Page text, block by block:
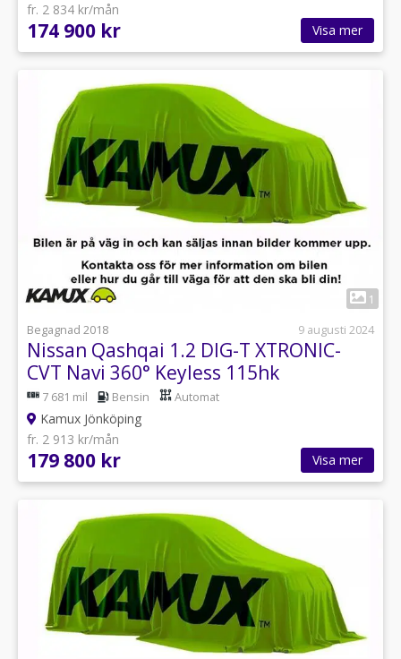
fr. 2 834 kr/mån
174 900 kr Visa mer
1
Begagnad 2018
9 augusti 2024
Nissan Qashqai 1.2 DIG-T XTRONIC-
CVT Navi 360° Keyless 115hk
7 681 mil Bensin Automat
Kamux Jönköping
fr. 2 913 kr/mån
179 800 kr Visa mer